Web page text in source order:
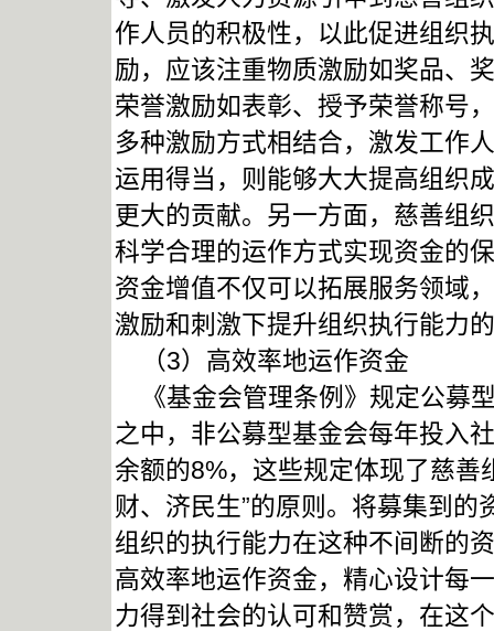
作人员的积极性，以此促进组织
励，应该注重物质激励如奖品、
荣誉激励如表彰、授予荣誉称号
多种激励方式相结合，激发工作
运用得当，则能够大大提高组织
更大的贡献。另一方面，慈善组
科学合理的运作方式实现资金的
资金增值不仅可以拓展服务领域
激励和刺激下提升组织执行能力
（3）高效率地运作资金
《基金会管理条例》规定公募
之中，非公募型基金会每年投入
余额的8%，这些规定体现了慈善
财、济民生”的原则。将募集到
组织的执行能力在这种不间断的
高效率地运作资金，精心设计每
力得到社会的认可和赞赏，在这